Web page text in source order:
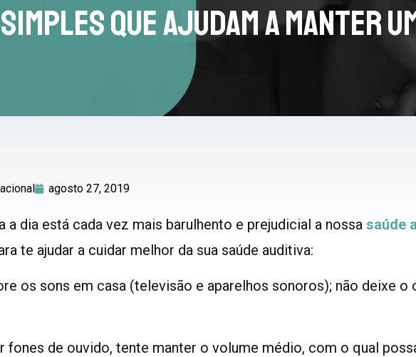
Que Ajudam a Manter
agosto 27, 2019
a dia está cada vez mais barulhento e prejudicial a nossa saúde
te ajudar a cuidar melhor da sua saúde auditiva:
os sons em casa (televisão e aparelhos sonoros); não deixe o
fones de ouvido, tente manter o volume médio, com o qual